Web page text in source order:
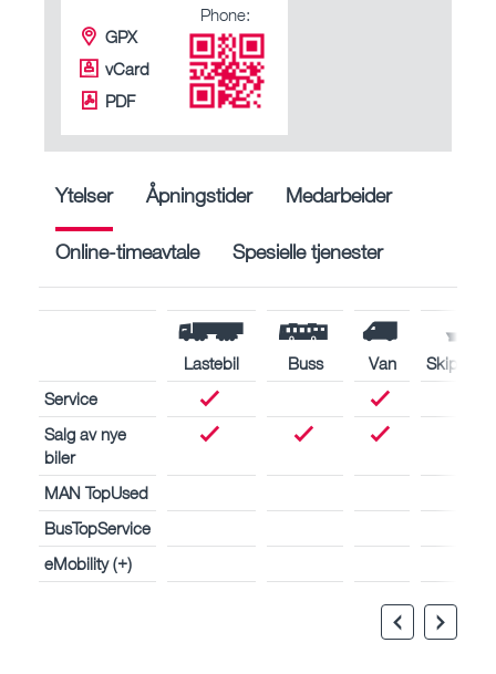
GPX
vCard
PDF
Phone:
Ytelser Åpningstider Medarbeider
Online-timeavtale Spesielle tjenester
Lastebil Buss Van
Service
Salg av nye
biler
MAN TopUsed
BusTopService
eMobility (+)